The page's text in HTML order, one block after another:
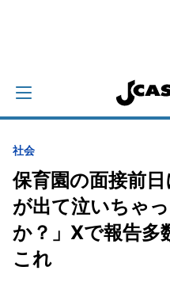
社会
保育園の面接前日
が出て泣いちゃ
か？」Xで報告多
これ